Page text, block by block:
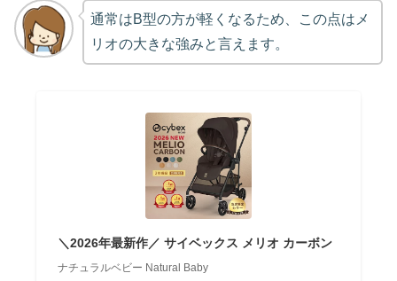
通常はB型の方が軽くなるため、この点はメ
リオの大きな強みと言えます。
＼2026年最新作／ サイベックス メリオ カーボン
ナチュラルベビー Natural Baby